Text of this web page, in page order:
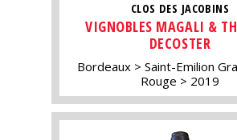
CLOS DES JACOBINS
VIGNOBLES MAGALI &
DECOSTER
Bordeaux
Saint-Emilion
Rouge
2019